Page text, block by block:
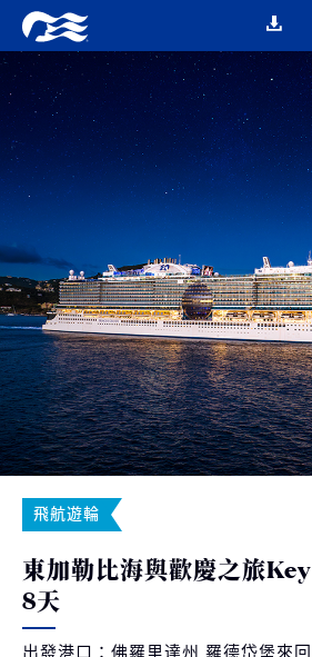
飛航遊輪
東加勒比海與歡慶之旅Key
8天
出發港口：佛羅里達州 羅德岱堡來回